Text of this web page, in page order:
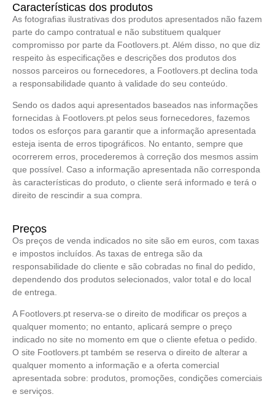
Características dos produtos
As fotografias ilustrativas dos produtos apresentados não fazem
parte do campo contratual e não substituem qualquer
compromisso por parte da Footlovers.pt. Além disso, no que diz
respeito às especificações e descrições dos produtos dos
nossos parceiros ou fornecedores, a Footlovers.pt declina toda
a responsabilidade quanto à validade do seu conteúdo.
Sendo os dados aqui apresentados baseados nas informações
fornecidas à Footlovers.pt pelos seus fornecedores, fazemos
todos os esforços para garantir que a informação apresentada
esteja isenta de erros tipográficos. No entanto, sempre que
ocorrerem erros, procederemos à correção dos mesmos assim
que possível. Caso a informação apresentada não corresponda
às características do produto, o cliente será informado e terá o
direito de rescindir a sua compra.
Preços
Os preços de venda indicados no site são em euros, com taxas
e impostos incluídos. As taxas de entrega são da
responsabilidade do cliente e são cobradas no final do pedido,
dependendo dos produtos selecionados, valor total e do local
de entrega.
A Footlovers.pt reserva-se o direito de modificar os preços a
qualquer momento; no entanto, aplicará sempre o preço
indicado no site no momento em que o cliente efetua o pedido.
O site Footlovers.pt também se reserva o direito de alterar a
qualquer momento a informação e a oferta comercial
apresentada sobre: produtos, promoções, condições comerciais
e serviços.